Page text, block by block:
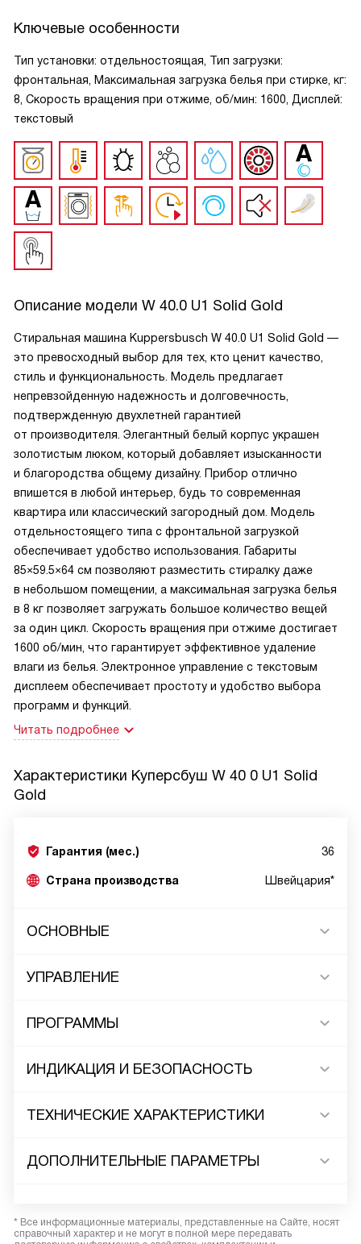
Ключевые особенности
Тип установки: отдельностоящая, Тип загрузки:
фронтальная, Максимальная загрузка белья при стирке, кг:
8, Скорость вращения при отжиме, об/мин: 1600, Дисплей:
текстовый
Описание модели W 40.0 U1 Solid Gold
Стиральная машина Kuppersbusch W 40.0 U1 Solid Gold —
это превосходный выбор для тех, кто ценит качество,
стиль и функциональность. Модель предлагает
непревзойденную надежность и долговечность,
подтвержденную двухлетней гарантией
от производителя. Элегантный белый корпус украшен
золотистым люком, который добавляет изысканности
и благородства общему дизайну. Прибор отлично
впишется в любой интерьер, будь то современная
квартира или классический загородный дом. Модель
отдельностоящего типа с фронтальной загрузкой
обеспечивает удобство использования. Габариты
85×59.5×64 см позволяют разместить стиралку даже
в небольшом помещении, а максимальная загрузка белья
в 8 кг позволяет загружать большое количество вещей
за один цикл. Скорость вращения при отжиме достигает
1600 об/мин, что гарантирует эффективное удаление
влаги из белья. Электронное управление с текстовым
дисплеем обеспечивает простоту и удобство выбора
программ и функций.
Читать подробнее
Характеристики Куперсбуш W 40 0 U1 Solid
Gold
Гарантия (мес.) 36
Страна производства Швейцария*
ОСНОВНЫЕ
УПРАВЛЕНИЕ
ПРОГРАММЫ
ИНДИКАЦИЯ И БЕЗОПАСНОСТЬ
ТЕХНИЧЕСКИЕ ХАРАКТЕРИСТИКИ
ДОПОЛНИТЕЛЬНЫЕ ПАРАМЕТРЫ
* Все информационные материалы, представленные на Сайте, носят
справочный характер и не могут в полной мере передавать